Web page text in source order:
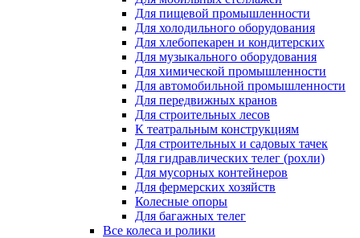
Для пищевой промышленности
Для холодильного оборудования
Для хлебопекарен и кондитерских
Для музыкального оборудования
Для химической промышленности
Для автомобильной промышленности
Для передвижных кранов
Для строительных лесов
К театральным конструкциям
Для строительных и садовых тачек
Для гидравлических телег (рохли)
Для мусорных контейнеров
Для фермерских хозяйств
Колесные опоры
Для багажных телег
Все колеса и ролики